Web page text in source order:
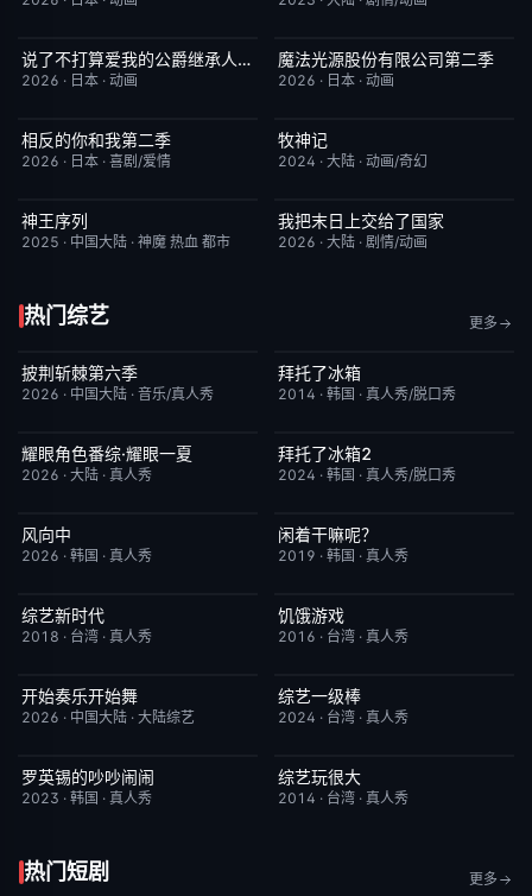
更新至第06集 3.0说了不打算爱我的公爵继承人，不知为何对我宠爱有加
2026 · 日本 · 动画
更新至第06集 1.0
魔法光源股份有限公司第二季
2026 · 日本 · 动画
更新至第06集
相反的你和我第二季
2026 · 日本 · 喜剧/爱情
更新至第95集
牧神记
2024 · 大陆 · 动画/奇幻
更新至第202集
神王序列
2025 · 中国大陆 · 神魔 热血 都市
更新至第32集
我把末日上交给了国家
2026 · 大陆 · 剧情/动画
热门综艺 更多
昨日更新
披荆斩棘第六季
2026 · 中国大陆 · 音乐/真人秀
更新至第83集
拜托了冰箱
2014 · 韩国 · 真人秀/脱口秀
本周更新
耀眼角色番综·耀眼一夏
2026 · 大陆 · 真人秀
更新至第83期
拜托了冰箱2
2024 · 韩国 · 真人秀/脱口秀
更新至第02集
风向中
2026 · 韩国 · 真人秀
本周更新
闲着干嘛呢？
2019 · 韩国 · 真人秀
本周更新
综艺新时代
2018 · 台湾 · 真人秀
昨日更新
饥饿游戏
2016 · 台湾 · 真人秀
更新至第3期
开始奏乐开始舞
2026 · 中国大陆 · 大陆综艺
本周更新
综艺一级棒
2024 · 台湾 · 真人秀
本周更新
罗英锡的吵吵闹闹
2023 · 韩国 · 真人秀
本周更新
综艺玩很大
2014 · 台湾 · 真人秀
热门短剧 更多